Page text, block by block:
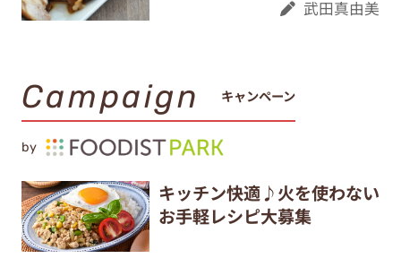
武田真由美
Campaign キャンペーン
by
キッチン快適♪火を使わない
お手軽レシピ大募集